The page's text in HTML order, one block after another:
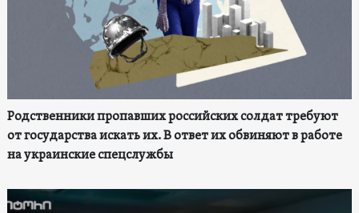
Родственники пропавших российских солдат требуют
от государства искать их. В ответ их обвиняют в работе
на украинские спецслужбы